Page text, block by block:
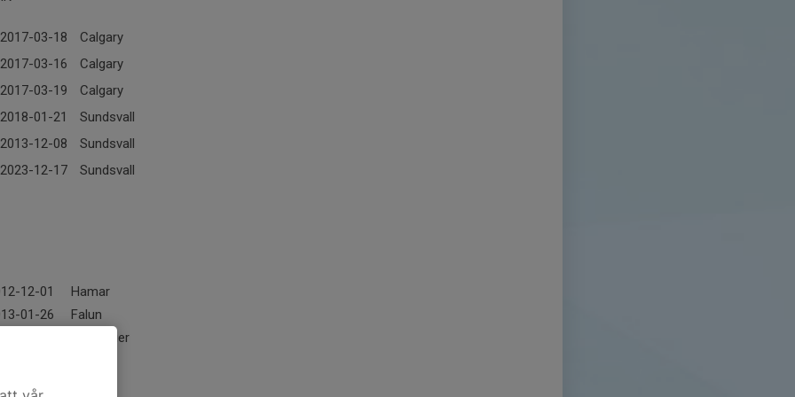
2017-03-18
Calgary
2017-03-16
Calgary
2017-03-19
Calgary
2018-01-21
Sundsvall
2013-12-08
Sundsvall
2023-12-17 Sundsvall
12-01
Hamar
01-26
Falun
Stavanger